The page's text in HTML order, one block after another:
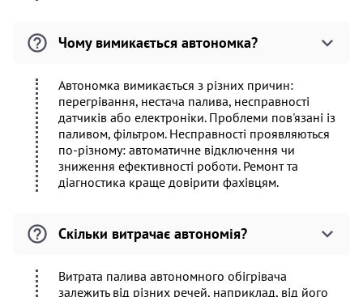
Чому вимикається автономка?
Автономка вимикається з різних причин:
перегрівання, нестача палива, несправності
датчиків або електроніки. Проблеми пов'язані із
паливом, фільтром. Несправності проявляються
по-різному: автоматичне відключення чи
зниження ефективності роботи. Ремонт та
діагностика краще довірити фахівцям.
Скільки витрачає автономія?
Витрата палива автономного обігрівача
залежить від різних речей, наприклад, від його